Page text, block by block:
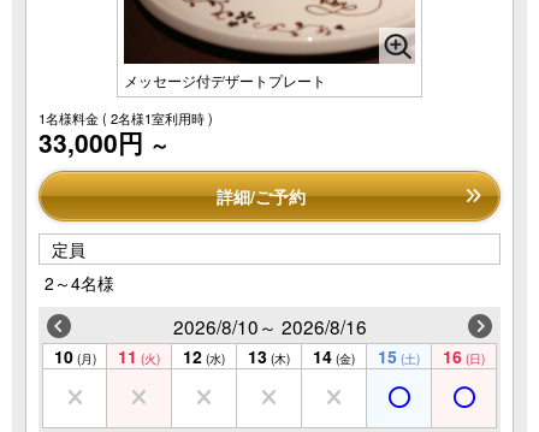
メッセージ付デザートプレート
1名様料金( 2名様1室利用時 )
33,000円 ～
詳細/ご予約
定員
2～4名様
2026/8/10～ 2026/8/16
10 (月) 11 (火) 12 (水) 13 (木) 14 (金) 15 (土) 16 (日)